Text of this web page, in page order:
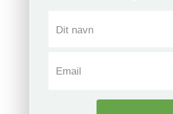
Dit navn
Email